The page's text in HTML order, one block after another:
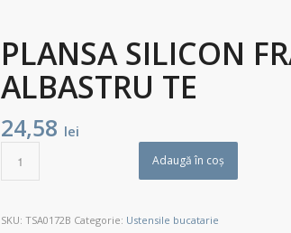
PLANSA SILICON
ALBASTRU TE
24,58 lei
Adaugă în coș
SKU:TSA0172B Categorie: Ustensile bucatarie